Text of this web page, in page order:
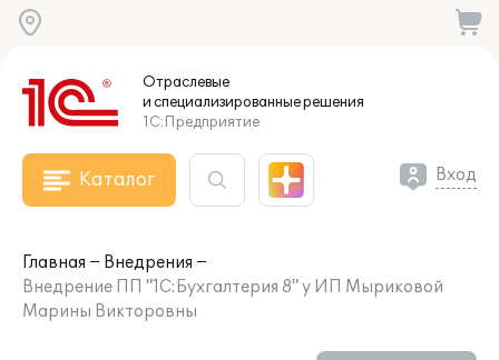
Отраслевые
и специализированныерешения
1С:Предприятие
Каталог Вход
Главная
Внедрения
Внедрение ПП "1С:Бухгалтерия 8" у ИП Мыриковой
Марины Викторовны